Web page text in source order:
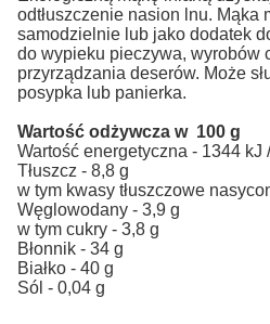
odtłuszczenie nasion lnu. Mąka
samodzielnie lub jako dodatek
do wypieku pieczywa, wyrobów
przyrządzania deserów. Może
posypka lub panierka.
Wartość odżywcza w 100 g
Wartość energetyczna - 1344 kJ
Tłuszcz - 8,8 g
w tym kwasy tłuszczowe
Węglowodany - 3,9 g
w tym cukry - 3,8 g
Błonnik - 34 g
Białko - 40 g
Sól - 0,04 g